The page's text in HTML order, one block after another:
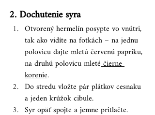
2. Dochutenie syra
Otvorený hermelín posypte vo vnútri,
tak ako vidíte na fotkách – na jednu
polovicu dajte mletú červenú papriku,
na druhú polovicu mleté čierne
korenie.
Do stredu vložte pár plátkov cesnaku
a jeden krúžok cibule.
Syr opäť spojte a jemne pritlačte.